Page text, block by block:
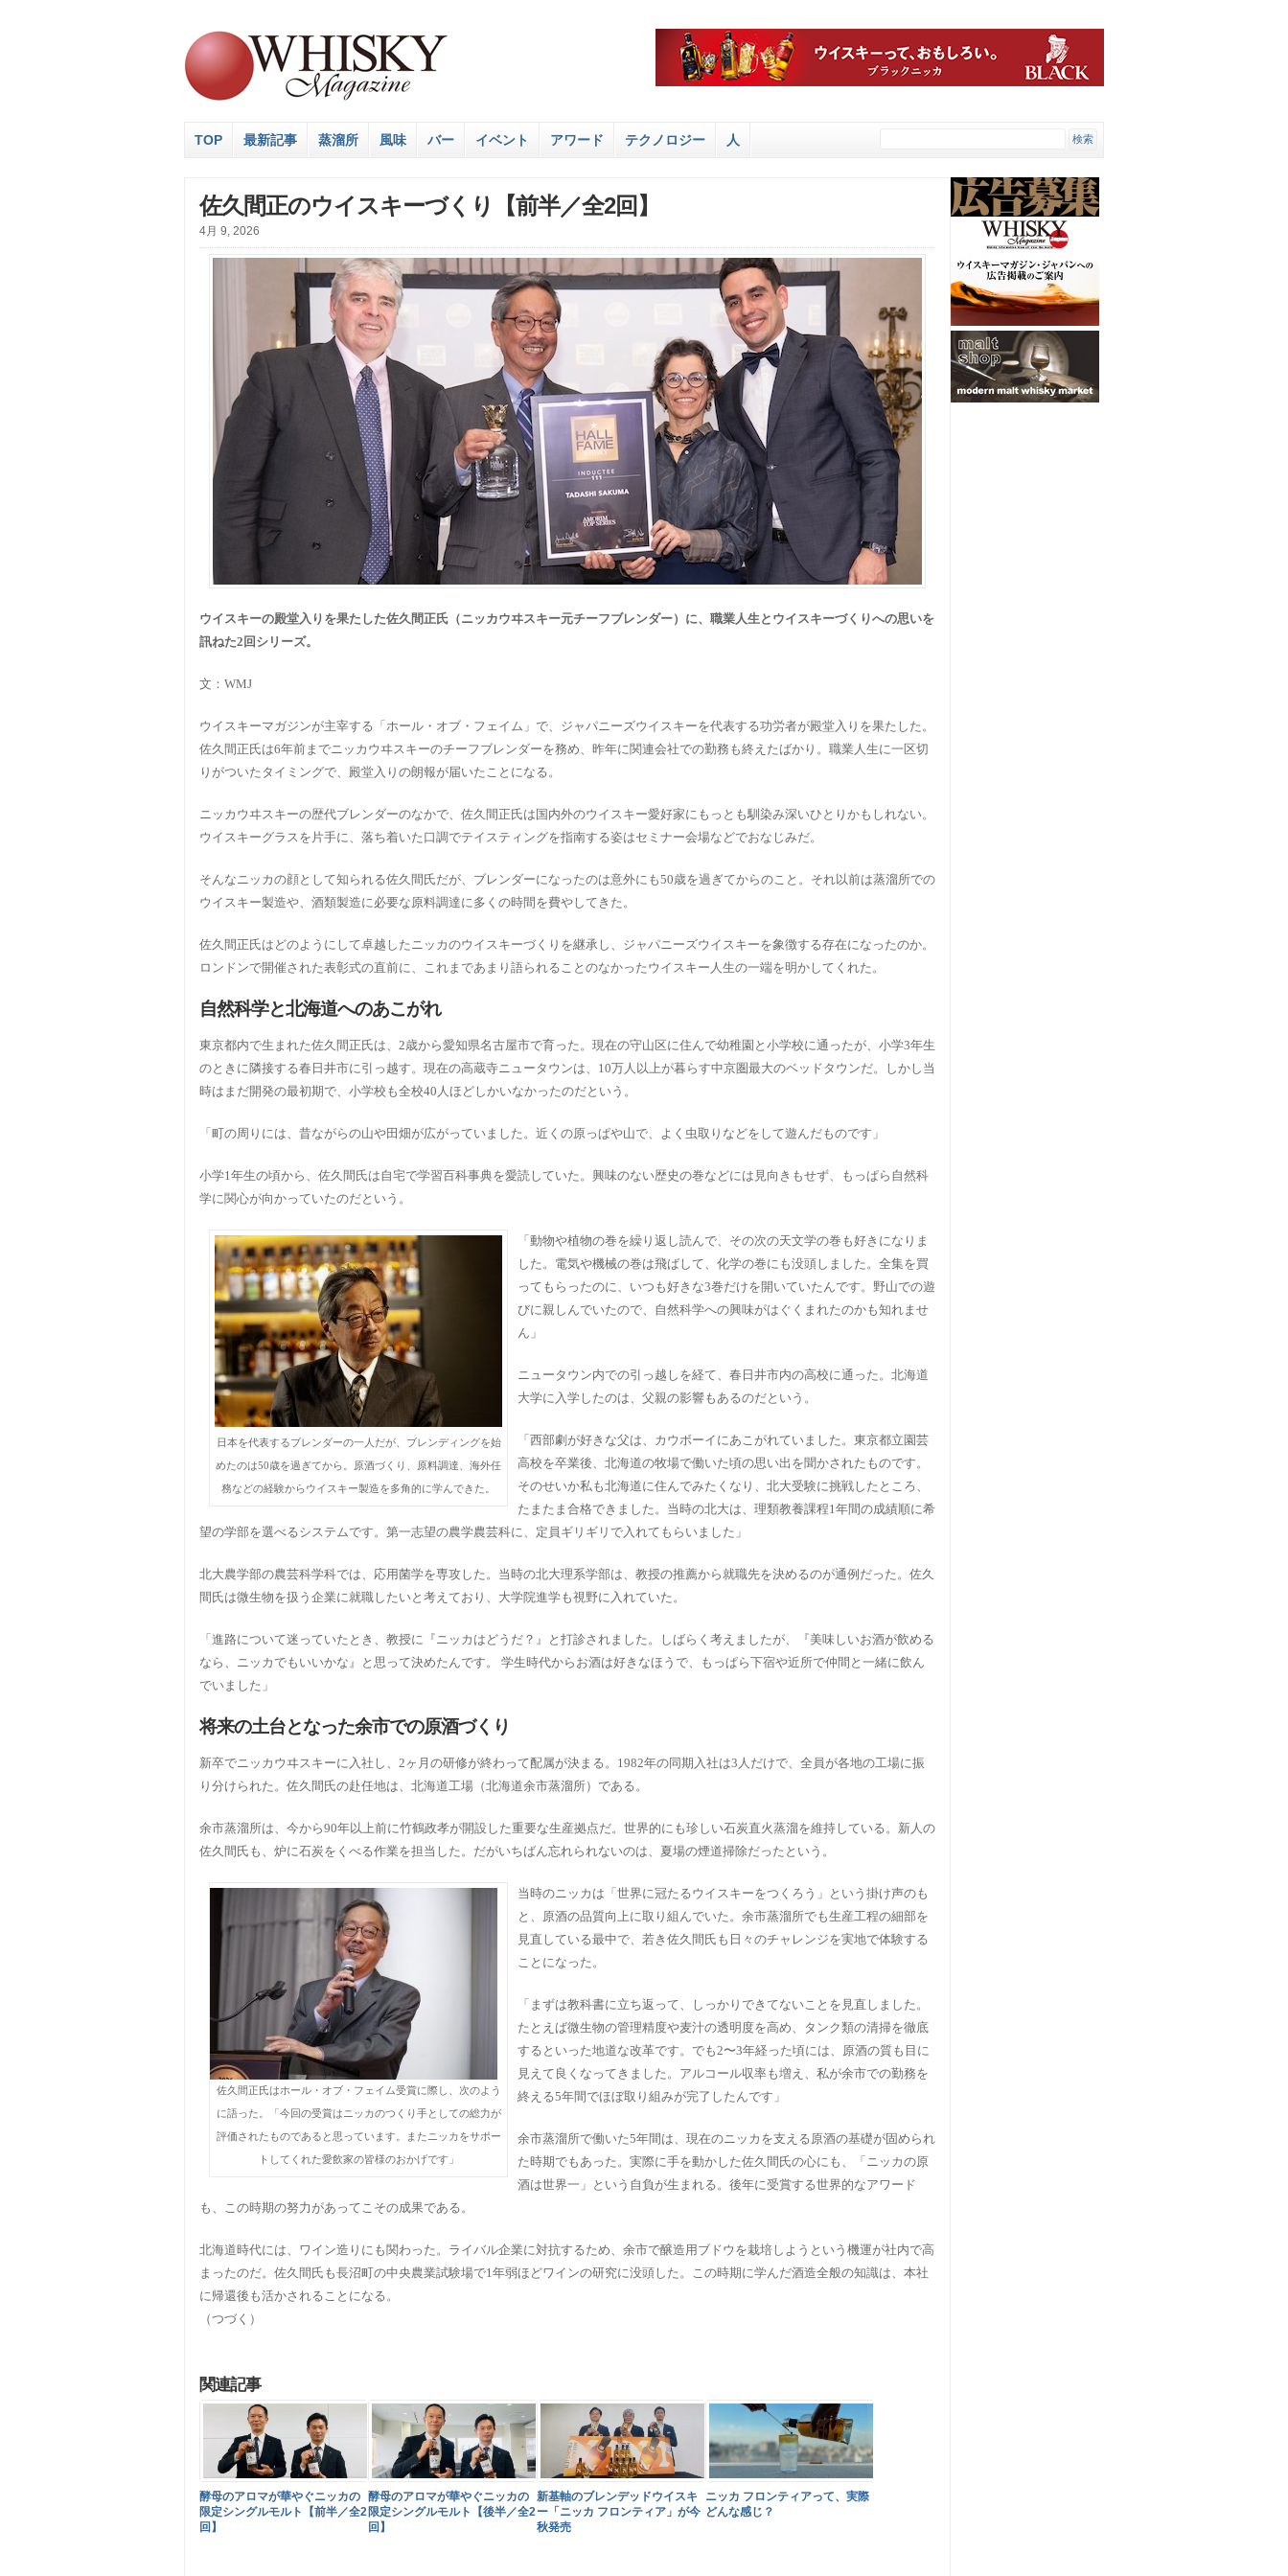
TOP 最新記事 蒸溜所 風味 バー イベント アワード テクノロジー 人
佐久間正のウイスキーづくり【前半／全2回】
4月 9, 2026
ウイスキーの殿堂入りを果たした佐久間正氏（ニッカウヰスキー元チーフブレンダー）に、職業人生とウイスキーづくりへの思いを
訊ねた2回シリーズ。
文：WMJ
ウイスキーマガジンが主宰する「ホール・オブ・フェイム」で、ジャパニーズウイスキーを代表する功労者が殿堂入りを果たした。
佐久間正氏は6年前までニッカウヰスキーのチーフブレンダーを務め、昨年に関連会社での勤務も終えたばかり。職業人生に一区切
りがついたタイミングで、殿堂入りの朗報が届いたことになる。
ニッカウヰスキーの歴代ブレンダーのなかで、佐久間正氏は国内外のウイスキー愛好家にもっとも馴染み深いひとりかもしれない。
ウイスキーグラスを片手に、落ち着いた口調でテイスティングを指南する姿はセミナー会場などでおなじみだ。
そんなニッカの顔として知られる佐久間氏だが、ブレンダーになったのは意外にも50歳を過ぎてからのこと。それ以前は蒸溜所での
ウイスキー製造や、酒類製造に必要な原料調達に多くの時間を費やしてきた。
佐久間正氏はどのようにして卓越したニッカのウイスキーづくりを継承し、ジャパニーズウイスキーを象徴する存在になったのか。
ロンドンで開催された表彰式の直前に、これまであまり語られることのなかったウイスキー人生の一端を明かしてくれた。
自然科学と北海道へのあこがれ
東京都内で生まれた佐久間正氏は、2歳から愛知県名古屋市で育った。現在の守山区に住んで幼稚園と小学校に通ったが、小学3年生
のときに隣接する春日井市に引っ越す。現在の高蔵寺ニュータウンは、10万人以上が暮らす中京圏最大のベッドタウンだ。しかし当
時はまだ開発の最初期で、小学校も全校40人ほどしかいなかったのだという。
「町の周りには、昔ながらの山や田畑が広がっていました。近くの原っぱや山で、よく虫取りなどをして遊んだものです」
小学1年生の頃から、佐久間氏は自宅で学習百科事典を愛読していた。興味のない歴史の巻などには見向きもせず、もっぱら自然科
学に関心が向かっていたのだという。
日本を代表するブレンダーの一人だが、ブレンディングを始
めたのは50歳を過ぎてから。原酒づくり、原料調達、海外任
務などの経験からウイスキー製造を多角的に学んできた。
「動物や植物の巻を繰り返し読んで、その次の天文学の巻も好きになりま
した。電気や機械の巻は飛ばして、化学の巻にも没頭しました。全集を買
ってもらったのに、いつも好きな3巻だけを開いていたんです。野山での遊
びに親しんでいたので、自然科学への興味がはぐくまれたのかも知れませ
ん」
ニュータウン内での引っ越しを経て、春日井市内の高校に通った。北海道
大学に入学したのは、父親の影響もあるのだという。
「西部劇が好きな父は、カウボーイにあこがれていました。東京都立園芸
高校を卒業後、北海道の牧場で働いた頃の思い出を聞かされたものです。
そのせいか私も北海道に住んでみたくなり、北大受験に挑戦したところ、
たまたま合格できました。当時の北大は、理類教養課程1年間の成績順に希
望の学部を選べるシステムです。第一志望の農学農芸科に、定員ギリギリで入れてもらいました」
北大農学部の農芸科学科では、応用菌学を専攻した。当時の北大理系学部は、教授の推薦から就職先を決めるのが通例だった。佐久
間氏は微生物を扱う企業に就職したいと考えており、大学院進学も視野に入れていた。
「進路について迷っていたとき、教授に『ニッカはどうだ？』と打診されました。しばらく考えましたが、『美味しいお酒が飲める
なら、ニッカでもいいかな』と思って決めたんです。 学生時代からお酒は好きなほうで、もっぱら下宿や近所で仲間と一緒に飲ん
でいました」
将来の土台となった余市での原酒づくり
新卒でニッカウヰスキーに入社し、2ヶ月の研修が終わって配属が決まる。1982年の同期入社は3人だけで、全員が各地の工場に振
り分けられた。佐久間氏の赴任地は、北海道工場（北海道余市蒸溜所）である。
余市蒸溜所は、今から90年以上前に竹鶴政孝が開設した重要な生産拠点だ。世界的にも珍しい石炭直火蒸溜を維持している。新人の
佐久間氏も、炉に石炭をくべる作業を担当した。だがいちばん忘れられないのは、夏場の煙道掃除だったという。
佐久間正氏はホール・オブ・フェイム受賞に際し、次のよう
に語った。「今回の受賞はニッカのつくり手としての総力が
評価されたものであると思っています。またニッカをサポー
トしてくれた愛飲家の皆様のおかげです」
当時のニッカは「世界に冠たるウイスキーをつくろう」という掛け声のも
と、原酒の品質向上に取り組んでいた。余市蒸溜所でも生産工程の細部を
見直している最中で、若き佐久間氏も日々のチャレンジを実地で体験する
ことになった。
「まずは教科書に立ち返って、しっかりできてないことを見直しました。
たとえば微生物の管理精度や麦汁の透明度を高め、タンク類の清掃を徹底
するといった地道な改革です。でも2〜3年経った頃には、原酒の質も目に
見えて良くなってきました。アルコール収率も増え、私が余市での勤務を
終える5年間でほぼ取り組みが完了したんです」
余市蒸溜所で働いた5年間は、現在のニッカを支える原酒の基礎が固められ
た時期でもあった。実際に手を動かした佐久間氏の心にも、「ニッカの原
酒は世界一」という自負が生まれる。後年に受賞する世界的なアワード
も、この時期の努力があってこその成果である。
北海道時代には、ワイン造りにも関わった。ライバル企業に対抗するため、余市で醸造用ブドウを栽培しようという機運が社内で高
まったのだ。佐久間氏も長沼町の中央農業試験場で1年弱ほどワインの研究に没頭した。この時期に学んだ酒造全般の知識は、本社
に帰還後も活かされることになる。
（つづく）
関連記事
酵母のアロマが華やぐニッカの
限定シングルモルト【前半／全2
回】
酵母のアロマが華やぐニッカの
限定シングルモルト【後半／全2
回】
新基軸のブレンデッドウイスキ
ー「ニッカ フロンティア」が今
秋発売
ニッカ フロンティアって、実際
どんな感じ？